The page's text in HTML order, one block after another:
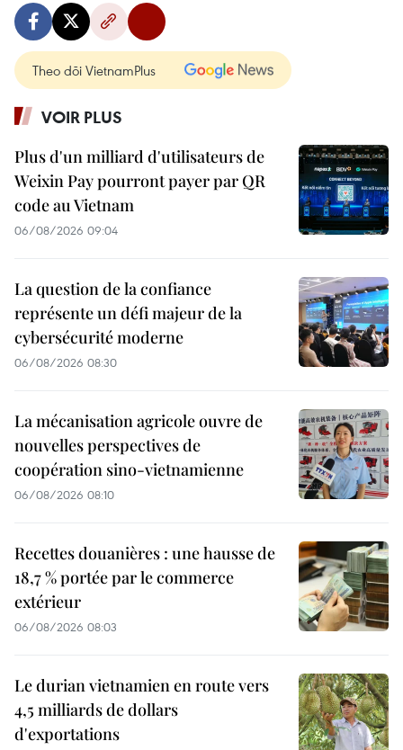
Theo dõi VietnamPlus
VOIR PLUS
Plus d'un milliard d'utilisateurs de
Weixin Pay pourront payer par QR
code au Vietnam
06/08/2026 09:04
La question de la confiance
représente un défi majeur de la
cybersécurité moderne
06/08/2026 08:30
La mécanisation agricole ouvre de
nouvelles perspectives de
coopération sino-vietnamienne
06/08/2026 08:10
Recettes douanières : une hausse de
18,7 % portée par le commerce
extérieur
06/08/2026 08:03
Le durian vietnamien en route vers
4,5 milliards de dollars
d'exportations